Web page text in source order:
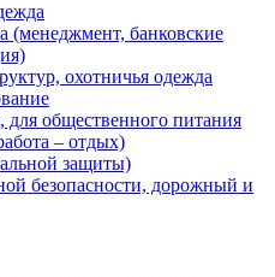
(менеджмент, банковские
охотничья одежда
для общественного питания
– отдых)
защиты)
безопасности, дорожный и